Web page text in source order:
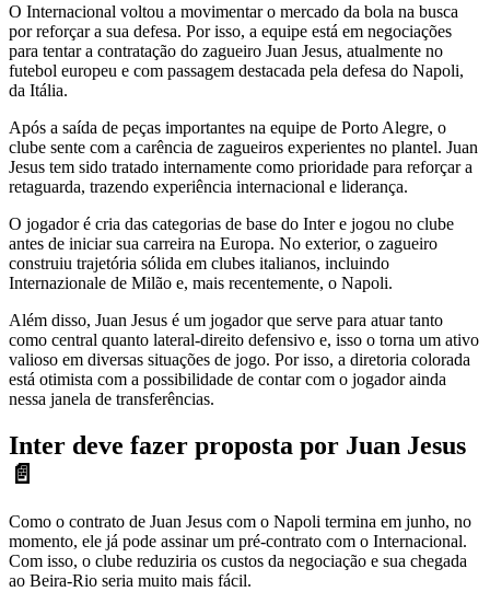
O Internacional voltou a movimentar o mercado da bola na busca
por reforçar a sua defesa. Por isso, a equipe está em negociações
para tentar a contratação do zagueiro Juan Jesus, atualmente no
futebol europeu e com passagem destacada pela defesa do Napoli,
da Itália.
Após a saída de peças importantes na equipe de Porto Alegre, o
clube sente com a carência de zagueiros experientes no plantel. Juan
Jesus tem sido tratado internamente como prioridade para reforçar a
retaguarda, trazendo experiência internacional e liderança.
O jogador é cria das categorias de base do Inter e jogou no clube
antes de iniciar sua carreira na Europa. No exterior, o zagueiro
construiu trajetória sólida em clubes italianos, incluindo
Internazionale de Milão e, mais recentemente, o Napoli.
Além disso, Juan Jesus é um jogador que serve para atuar tanto
como central quanto lateral-direito defensivo e, isso o torna um ativo
valioso em diversas situações de jogo. Por isso, a diretoria colorada
está otimista com a possibilidade de contar com o jogador ainda
nessa janela de transferências.
Inter deve fazer proposta por Juan Jesus
📄
Como o contrato de Juan Jesus com o Napoli termina em junho, no
momento, ele já pode assinar um pré-contrato com o Internacional.
Com isso, o clube reduziria os custos da negociação e sua chegada
ao Beira-Rio seria muito mais fácil.